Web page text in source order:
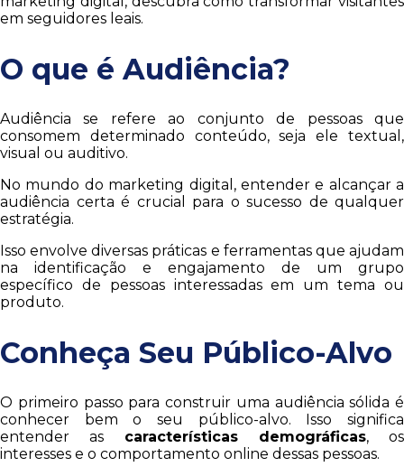
em seguidores leais.
O que é Audiência?
Audiência se refere ao conjunto de pessoas que
consomem determinado conteúdo, seja ele textual,
visual ou auditivo.
No mundo do marketing digital, entender e alcançar a
audiência certa é crucial para o sucesso de qualquer
estratégia.
Isso envolve diversas práticas e ferramentas que ajudam
na identificação e engajamento de um grupo
específico de pessoas interessadas em um tema ou
produto.
Conheça Seu Público-Alvo
O primeiro passo para construir uma audiência sólida é
conhecer bem o seu público-alvo. Isso significa
entender as características demográficas, os
interesses e o comportamento online dessas pessoas.